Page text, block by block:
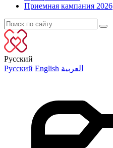
Приемная кампания 2026
Русский
Русский English العربية